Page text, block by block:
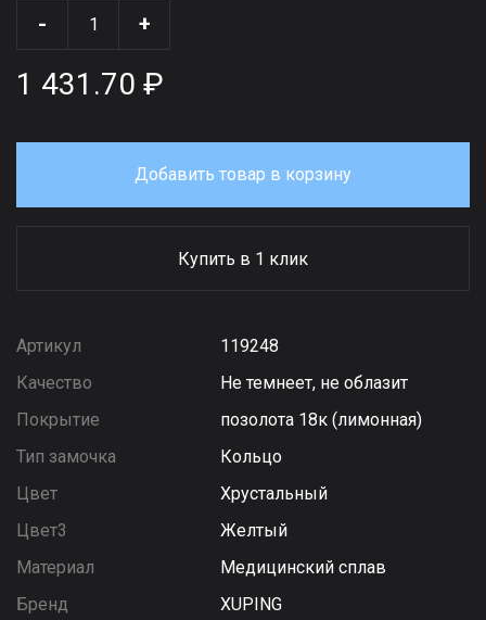
- +
1 431.70 ₽
Добавить товар в корзину
Купить в 1 клик
Артикул
119248
Качество
Не темнеет, не облазит
Покрытие
позолота 18к (лимонная)
Тип замочка
Кольцо
Цвет
Хрустальный
Цвет3
Желтый
Материал
Медицинский сплав
Бренд
XUPING